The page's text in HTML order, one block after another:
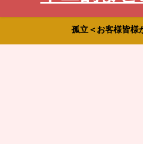
孤立＜お客様皆様